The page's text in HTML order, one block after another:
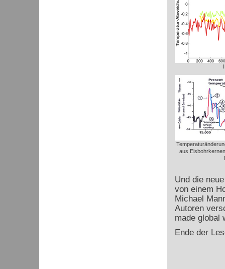
aus
Und die
von einem
Michael
Autoren
made global
Ende der